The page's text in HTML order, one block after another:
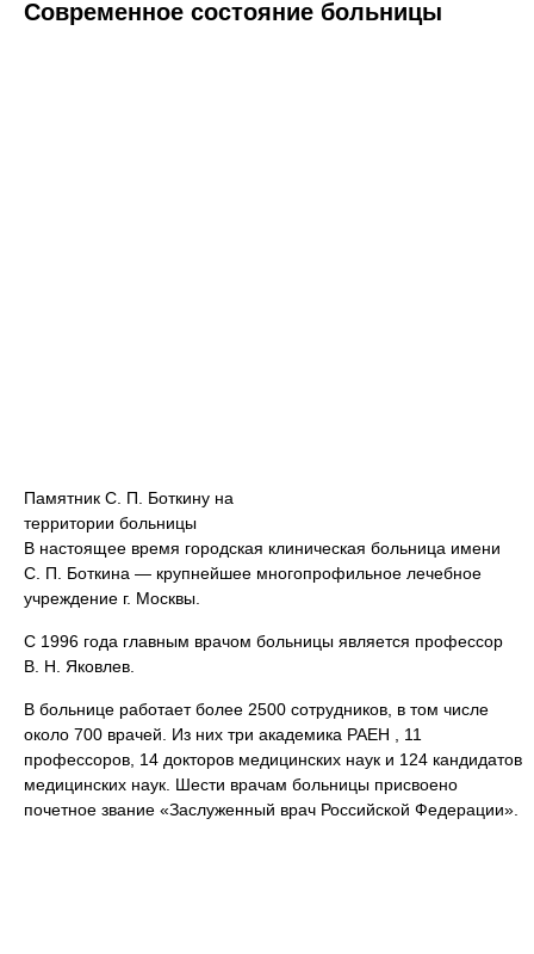
Современное состояние больницы
Памятник С. П. Боткину на
территории больницы
В настоящее время городская клиническая больница имени
С. П. Боткина — крупнейшее многопрофильное лечебное
учреждение г. Москвы.
С 1996 года главным врачом больницы является профессор
В. Н. Яковлев.
В больнице работает более 2500 сотрудников, в том числе
около 700 врачей. Из них три академика РАЕН , 11
профессоров, 14 докторов медицинских наук и 124 кандидатов
медицинских наук. Шести врачам больницы присвоено
почетное звание «Заслуженный врач Российской Федерации».